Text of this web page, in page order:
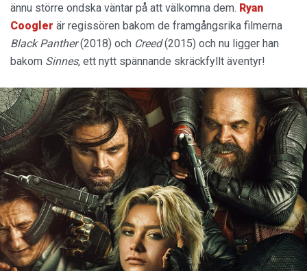
ännu större ondska väntar på att välkomna dem. Ryan
Coogler är regissören bakom de framgångsrika filmerna
Black Panther(2018) och Creed(2015) och nu ligger han
bakom Sinnes, ett nytt spännande skräckfyllt äventyr!